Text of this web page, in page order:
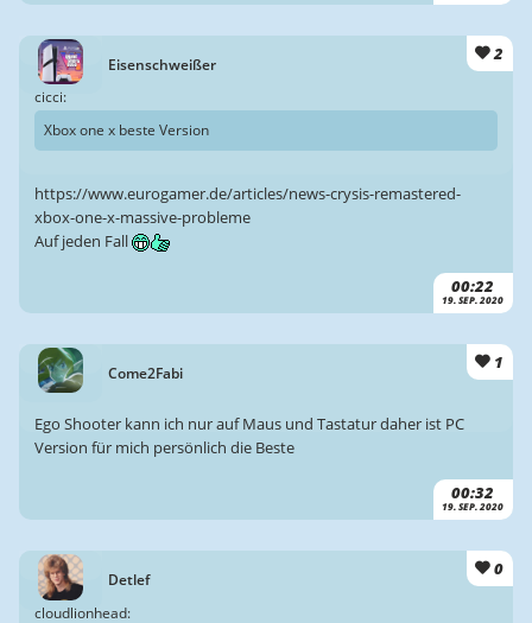
Eisenschweißer
2
00:22
19. SEP. 2020
cicci:
Xbox one x beste Version
https://www.eurogamer.de/articles/news-crysis-remastered-
xbox-one-x-massive-probleme
Auf jeden Fall
Come2Fabi
1
00:32
19. SEP. 2020
Ego Shooter kann ich nur auf Maus und Tastatur daher ist PC
Version für mich persönlich die Beste
Detlef
0
cloudlionhead: